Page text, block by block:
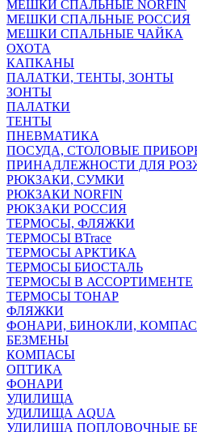
МЕШКИ СПАЛЬНЫЕ NORFIN
МЕШКИ СПАЛЬНЫЕ РОССИЯ
МЕШКИ СПАЛЬНЫЕ ЧАЙКА
ОХОТА
КАПКАНЫ
ПАЛАТКИ, ТЕНТЫ, ЗОНТЫ
ЗОНТЫ
ПАЛАТКИ
ТЕНТЫ
ПНЕВМАТИКА
ПОСУДА, СТОЛОВЫЕ
ПРИНАДЛЕЖНОСТИ ДЛЯ
РЮКЗАКИ, СУМКИ
РЮКЗАКИ NORFIN
РЮКЗАКИ РОССИЯ
ТЕРМОСЫ, ФЛЯЖКИ
ТЕРМОСЫ BTrace
ТЕРМОСЫ АРКТИКА
ТЕРМОСЫ БИОСТАЛЬ
ТЕРМОСЫ В АССОРТИМЕНТЕ
ТЕРМОСЫ ТОНАР
ФЛЯЖКИ
ФОНАРИ, БИНОКЛИ,
БЕЗМЕНЫ
КОМПАСЫ
ОПТИКА
ФОНАРИ
УДИЛИЩА
УДИЛИЩА AQUA
УДИЛИЩА ПОПЛОВОЧНЫЕ